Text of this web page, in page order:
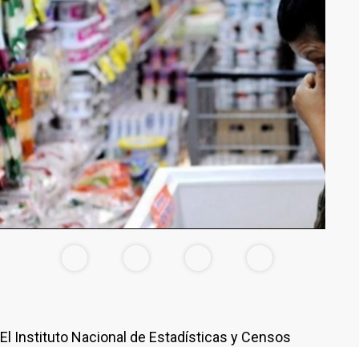
El Instituto Nacional de Estadísticas y Censos